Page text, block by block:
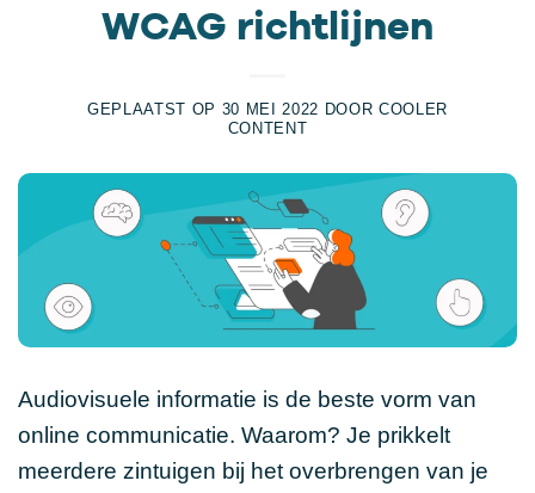
WCAG richtlijnen
GEPLAATST OP 30 MEI 2022 DOORCOOLER
CONTENT
Audiovisuele informatie is de beste vorm van
online communicatie. Waarom? Je prikkelt
meerdere zintuigen bij het overbrengen van je